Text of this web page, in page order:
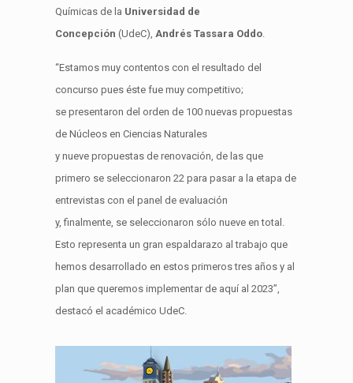
Químicas de la Universidad de
Concepción (UdeC), Andrés Tassara Oddo.
“Estamos muy contentos con el resultado del
concurso pues éste fue muy competitivo;
sepresentaron del orden de 100 nuevas propuestas
de Núcleosen Ciencias Naturales
y nueve propuestas de renovación, de las que
primero se seleccionaron 22 para pasar a la etapa de
entrevistas con el panel de evaluación
y, finalmente, se seleccionaron só lo nueveen total .
Esto representa un gran espaldarazo a ltrabajo que
hemos desarrollado en estos primerostres años y al
plan que queremos implementar deaquí al 2023”,
destacó el académico UdeC.